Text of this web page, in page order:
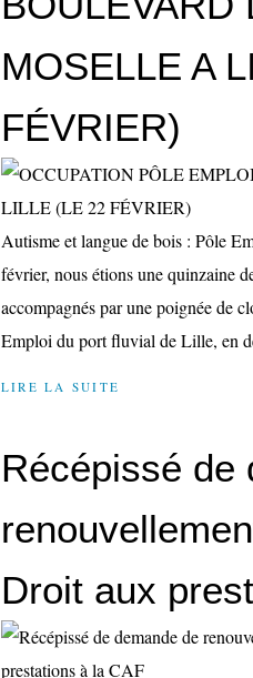
MOSELLE A
FÉVRIER)
Autisme et langue de bois : Pôle
février, nous étions une quinzaine
accompagnés par une poignée de
Emploi du port fluvial de Lille, en
LIRE LA SUITE
Récépissé de
Droit aux